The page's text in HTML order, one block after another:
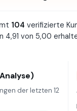
104 verifizierte
von 5,00
der letzten 12